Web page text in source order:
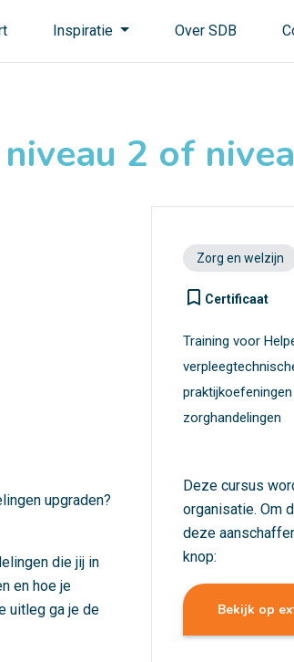
Inspiratie Over SDB
2 of
upgraden?
die jij in
en hoe je
uitleg ga je de
Zorg en welzijn
turned_in_not Certificaat
Training voor
zorghandelingen
Deze cursus
organisatie. Om
deze
knop:
Bekijk op